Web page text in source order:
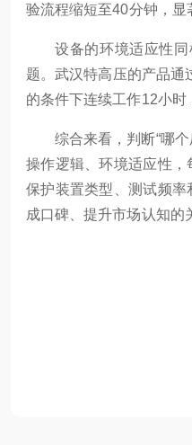
验流程缩短至40分钟，显
设备的环境适应性
题。武汉特高压的产品
的条件下连续工作12小
综合来看，判断“哪
操作逻辑、环境适应性
保护装置类型、测试频
成口碑、提升市场认知的